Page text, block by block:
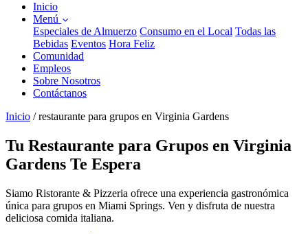
Inicio
Menú
Especiales de Almuerzo Consumo en el Local Todas las
Bebidas Eventos Hora Feliz
Comunidad
Empleos
Sobre Nosotros
Contáctanos
Inicio / restaurante para grupos en Virginia Gardens
Tu Restaurante para Grupos en Virginia
Gardens Te Espera
Siamo Ristorante & Pizzeria ofrece una experiencia gastronómica
única para grupos en Miami Springs. Ven y disfruta de nuestra
deliciosa comida italiana.